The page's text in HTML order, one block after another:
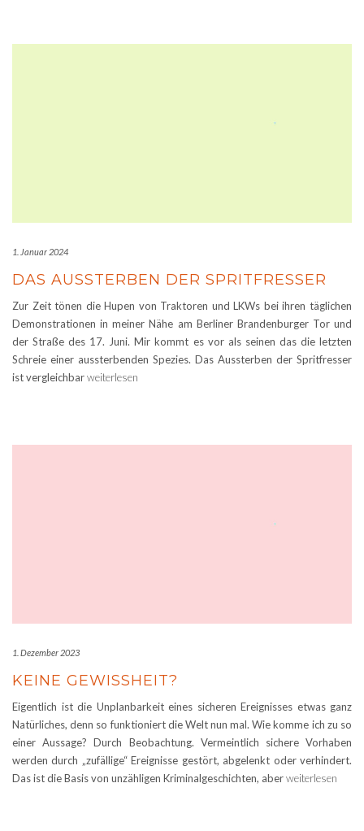
1. Januar 2024
DAS AUSSTERBEN DER SPRITFRESSER
Zur Zeit tönen die Hupen von Traktoren und LKWs bei ihren täglichen
Demonstrationen in meiner Nähe am Berliner Brandenburger Tor und
der Straße des 17. Juni. Mir kommt es vor als seinen das die letzten
Schreie einer aussterbenden Spezies. Das Aussterben der Spritfresser
ist vergleichbarweiterlesen
1. Dezember 2023
KEINE GEWISSHEIT?
Eigentlich ist die Unplanbarkeit eines sicheren Ereignisses etwas ganz
Natürliches, denn so funktioniert die Welt nun mal. Wie komme ich zu so
einer Aussage? Durch Beobachtung. Vermeintlich sichere Vorhaben
werden durch „zufällige“ Ereignisse gestört, abgelenkt oder verhindert.
Das ist die Basis von unzähligen Kriminalgeschichten, aberweiterlesen